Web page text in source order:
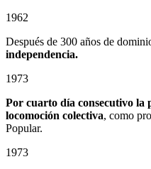
1962
Después de 300 años de
independencia.
1973
Por cuarto día consecutivo la
locomoción colectiva, como
Popular.
1973